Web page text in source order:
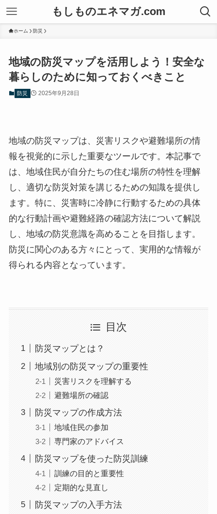
もしものエネマガ.com
ホーム 防災
地域の防災マップを活用しよう！安全な
暮らしのために知っておくべきこと
防災 2025年9月28日
地域の防災マップは、災害リスクや避難場所の情
報を視覚的に示した重要なツールです。本記事で
は、地域住民が自分たちの住む場所の特性を理解
し、適切な防災対策を講じるための知識を提供し
ます。特に、災害時に冷静に行動するための具体
的な行動計画や避難経路の確認方法について解説
し、地域の防災意識を高めることを目指します。
防災に関心のある方々にとって、実用的な情報が
得られる内容となっています。
目次
防災マップとは？
地域別の防災マップの重要性
災害リスクを理解する
避難場所の確認
防災マップの作成方法
地域住民の参加
専門家のアドバイス
防災マップを使った防災訓練
訓練の目的と重要性
定期的な見直し
防災マップの入手方法